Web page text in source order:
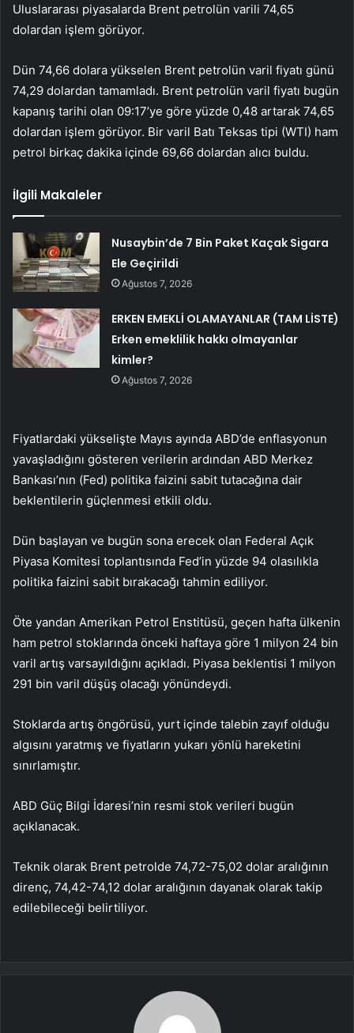
Uluslararası piyasalarda Brent petrolün varili 74,65
dolardan işlem görüyor.
Dün 74,66 dolara yükselen Brent petrolün varil fiyatı günü
74,29 dolardan tamamladı. Brent petrolün varil fiyatı bugün
kapanış tarihi olan 09:17’ye göre yüzde 0,48 artarak 74,65
dolardan işlem görüyor. Bir varil Batı Teksas tipi (WTI) ham
petrol birkaç dakika içinde 69,66 dolardan alıcı buldu.
İlgili Makaleler
Nusaybin’de 7 Bin Paket Kaçak Sigara
Ele Geçirildi
Ağustos 7, 2026
ERKEN EMEKLİ OLAMAYANLAR (TAM LİSTE)
Erken emeklilik hakkı olmayanlar
kimler?
Ağustos 7, 2026
Fiyatlardaki yükselişte Mayıs ayında ABD’de enflasyonun
yavaşladığını gösteren verilerin ardından ABD Merkez
Bankası’nın (Fed) politika faizini sabit tutacağına dair
beklentilerin güçlenmesi etkili oldu.
Dün başlayan ve bugün sona erecek olan Federal Açık
Piyasa Komitesi toplantısında Fed’in yüzde 94 olasılıkla
politika faizini sabit bırakacağı tahmin ediliyor.
Öte yandan Amerikan Petrol Enstitüsü, geçen hafta ülkenin
ham petrol stoklarında önceki haftaya göre 1 milyon 24 bin
varil artış varsayıldığını açıkladı. Piyasa beklentisi 1 milyon
291 bin varil düşüş olacağı yönündeydi.
Stoklarda artış öngörüsü, yurt içinde talebin zayıf olduğu
algısını yaratmış ve fiyatların yukarı yönlü hareketini
sınırlamıştır.
ABD Güç Bilgi İdaresi’nin resmi stok verileri bugün
açıklanacak.
Teknik olarak Brent petrolde 74,72-75,02 dolar aralığının
direnç, 74,42-74,12 dolar aralığının dayanak olarak takip
edilebileceği belirtiliyor.